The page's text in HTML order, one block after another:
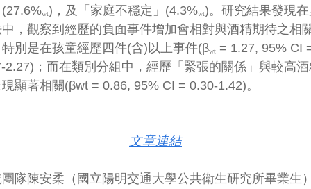
wt)，及「家庭不穩定」(4.3%wt)。研究結果發現
，觀察到經歷的負面事件增加會相對與酒精期待之相
別是在孩童經歷四件(含)以上事件(βwt = 1.27, 95% CI
2.27)；而在類別分組中，經歷「緊張的關係」與較高
顯著相關(βwt = 0.86, 95% CI = 0.30-1.42)。
文章連結
隊陳安柔（國立陽明交通大學公共衛生研究所畢業生